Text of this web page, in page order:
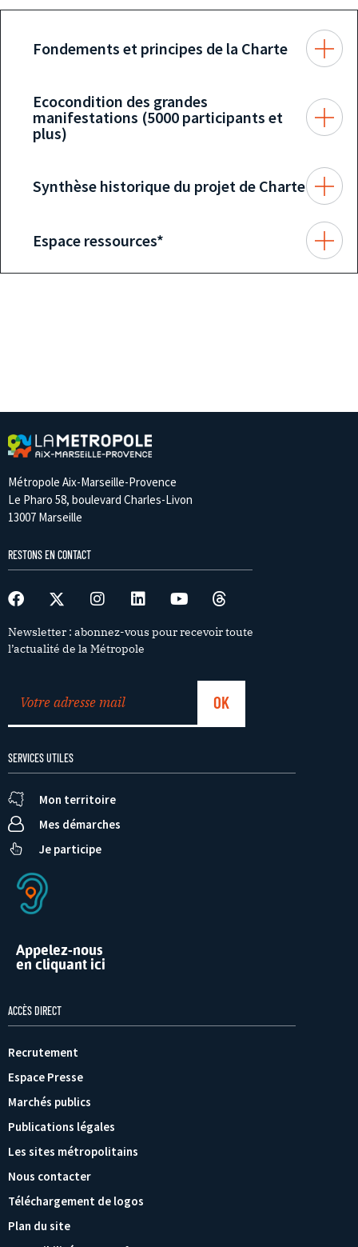
Fondements et principes de la Charte
Ecocondition des grandes
manifestations (5000 participants et
plus)
Synthèse historique du projet de Charte
Espace ressources*
Métropole Aix-Marseille-Provence
Le Pharo 58, boulevard Charles-Livon
13007 Marseille
RESTONS EN CONTACT
Newsletter : abonnez-vous pour recevoir toute
l’actualité de la Métropole
SERVICES UTILES
Mon territoire
Mes démarches
Je participe
Appelez-nous
en cliquant ici
ACCÈS DIRECT
Recrutement
Espace Presse
Marchés publics
Publications légales
Les sites métropolitains
Nous contacter
Téléchargement de logos
Plan du site